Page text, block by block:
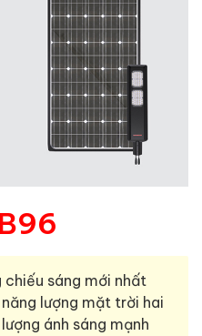
chiếu sáng mới nhất
lượng mặt trời hai
ánh sáng mạnh